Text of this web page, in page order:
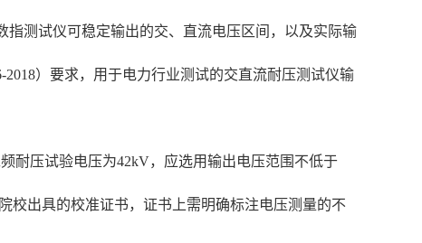
测试仪可稳定输出的交、直流电压区间，以及实际输
）要求，用于电力行业测试的交直流耐压测试仪输
耐压试验电压为42kV，应选用输出电压范围不低于
校出具的校准证书，证书上需明确标注电压测量的不